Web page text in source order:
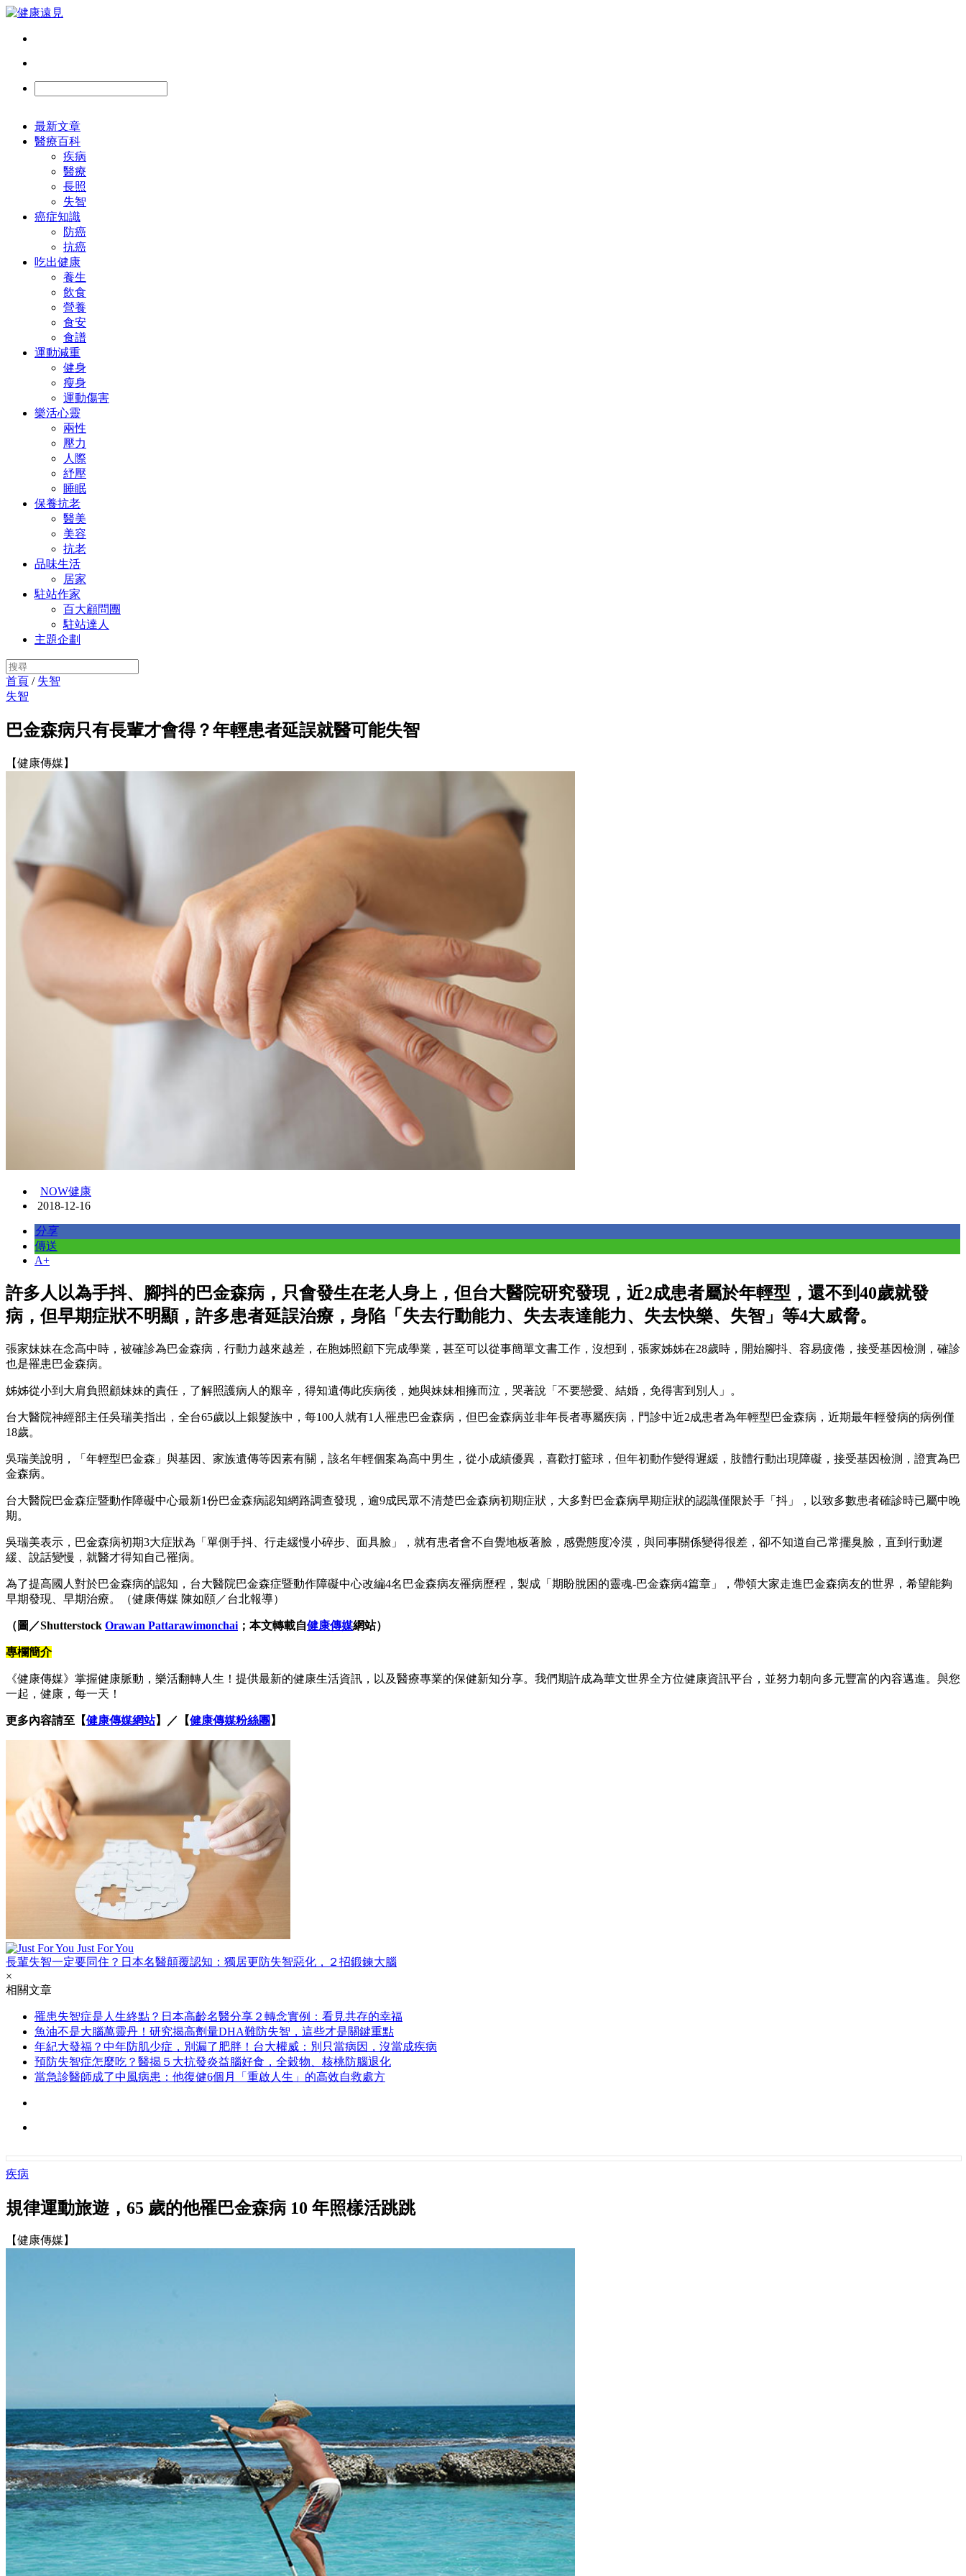
最新文章
醫療百科
疾病
醫療
長照
失智
癌症知識
防癌
抗癌
吃出健康
養生
飲食
營養
食安
食譜
運動減重
健身
瘦身
運動傷害
樂活心靈
兩性
壓力
人際
紓壓
睡眠
保養抗老
醫美
美容
抗老
品味生活
居家
駐站作家
百大顧問團
駐站達人
主題企劃
首頁 / 失智
失智
巴金森病只有長輩才會得？年輕患者延誤就醫可能失智
【健康傳媒】
NOW健康
2018-12-16
分享
傳送
A+
許多人以為手抖、腳抖的巴金森病，只會發生在老人身上，但台大醫院研究發現，近2成患者屬於年輕型，還不到40歲就發
病，但早期症狀不明顯，許多患者延誤治療，身陷「失去行動能力、失去表達能力、失去快樂、失智」等4大威脅。
張家妹妹在念高中時，被確診為巴金森病，行動力越來越差，在胞姊照顧下完成學業，甚至可以從事簡單文書工作，沒想到，張家姊姊在28歲時，開始腳抖、容易疲倦，接受基因檢測，確診
也是罹患巴金森病。
姊姊從小到大肩負照顧妹妹的責任，了解照護病人的艱辛，得知遺傳此疾病後，她與妹妹相擁而泣，哭著說「不要戀愛、結婚，免得害到別人」。
台大醫院神經部主任吳瑞美指出，全台65歲以上銀髮族中，每100人就有1人罹患巴金森病，但巴金森病並非年長者專屬疾病，門診中近2成患者為年輕型巴金森病，近期最年輕發病的病例僅
18歲。
吳瑞美說明，「年輕型巴金森」與基因、家族遺傳等因素有關，該名年輕個案為高中男生，從小成績優異，喜歡打籃球，但年初動作變得遲緩，肢體行動出現障礙，接受基因檢測，證實為巴
金森病。
台大醫院巴金森症暨動作障礙中心最新1份巴金森病認知網路調查發現，逾9成民眾不清楚巴金森病初期症狀，大多對巴金森病早期症狀的認識僅限於手「抖」，以致多數患者確診時已屬中晚
期。
吳瑞美表示，巴金森病初期3大症狀為「單側手抖、行走緩慢小碎步、面具臉」，就有患者會不自覺地板著臉，感覺態度冷漠，與同事關係變得很差，卻不知道自己常擺臭臉，直到行動遲
緩、說話變慢，就醫才得知自己罹病。
為了提高國人對於巴金森病的認知，台大醫院巴金森症暨動作障礙中心改編4名巴金森病友罹病歷程，製成「期盼脫困的靈魂-巴金森病4篇章」，帶領大家走進巴金森病友的世界，希望能夠
早期發現、早期治療。（健康傳媒 陳如頤／台北報導）
（圖／Shutterstock Orawan Pattarawimonchai ；本文轉載自健康傳媒網站）
專欄簡介
《健康傳媒》掌握健康脈動，樂活翻轉人生！提供最新的健康生活資訊，以及醫療專業的保健新知分享。我們期許成為華文世界全方位健康資訊平台，並努力朝向多元豐富的內容邁進。與您
一起，健康，每一天！
更多內容請至【健康傳媒網站】／【健康傳媒粉絲團 】
Just For You
長輩失智一定要同住？日本名醫顛覆認知：獨居更防失智惡化，２招鍛鍊大腦
×
相關文章
罹患失智症是人生終點？日本高齡名醫分享２轉念實例：看見共存的幸福
魚油不是大腦萬靈丹！研究揭高劑量DHA難防失智，這些才是關鍵重點
年紀大發福？中年防肌少症，別漏了肥胖！台大權威：別只當病因，沒當成疾病
預防失智症怎麼吃？醫揭５大抗發炎益腦好食，全穀物、核桃防腦退化
當急診醫師成了中風病患：他復健6個月「重啟人生」的高效自救處方
疾病
規律運動旅遊，65 歲的他罹巴金森病 10 年照樣活跳跳
【健康傳媒】